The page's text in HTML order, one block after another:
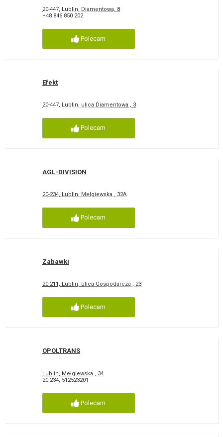
20-447, Lublin, Diamentowa, 8
+48 846 850 202
Polecam
Efekt
20-447, Lublin, ulica Diamentowa , 3
Polecam
AGL-DIVISION
20-234, Lublin, Mełgiewska , 32A
Polecam
Zabawki
20-211, Lublin, ulica Gospodarcza , 23
Polecam
OPOLTRANS
Lublin, Mełgiewska , 34
20-234, 512523201
Polecam